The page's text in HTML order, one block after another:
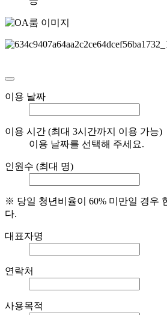
이용 날짜
이용 시간 (최대 3시간까지 이용 가능)
이용 날짜를 선택해 주세요.
인원수 (최대 명)
※ 당일 청년비율이 60% 미만일 경우
다.
대표자명
연락처
사용목적